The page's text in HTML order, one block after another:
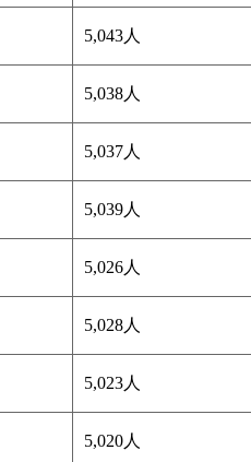
5,043人
5,038人
5,037人
5,039人
5,026人
5,028人
5,023人
5,020人